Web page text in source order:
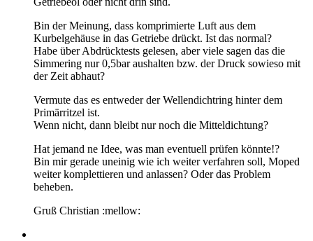
Bin der Meinung, dass komprimierte Luft aus dem
Kurbelgehäuse in das Getriebe drückt. Ist das normal?
Habe über Abdrücktests gelesen, aber viele sagen das die
Simmering nur 0,5bar aushalten bzw. der Druck sowieso mit
der Zeit abhaut?
Vermute das es entweder der Wellendichtring hinter dem
Primärritzel ist.
Wenn nicht, dann bleibt nur noch die Mitteldichtung?
Hat jemand ne Idee, was man eventuell prüfen könnte!?
Bin mir gerade uneinig wie ich weiter verfahren soll, Moped
weiter komplettieren und anlassen? Oder das Problem
beheben.
Gruß Christian :mellow: